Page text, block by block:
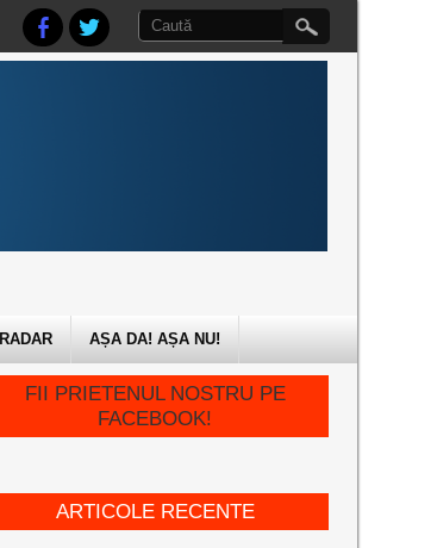
RADAR AȘA DA! AȘA NU!
FII PRIETENUL NOSTRU PE
FACEBOOK!
ARTICOLE RECENTE